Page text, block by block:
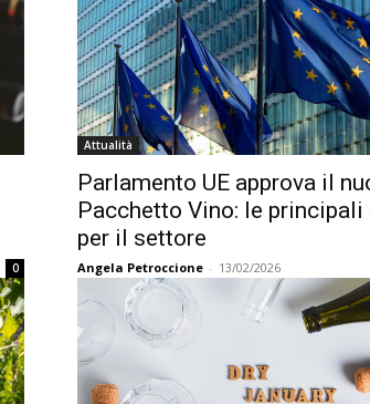
0
Attualità
Parlamento UE approva il
Pacchetto Vino: le principali
per il settore
Angela Petroccione - 13/02/2026